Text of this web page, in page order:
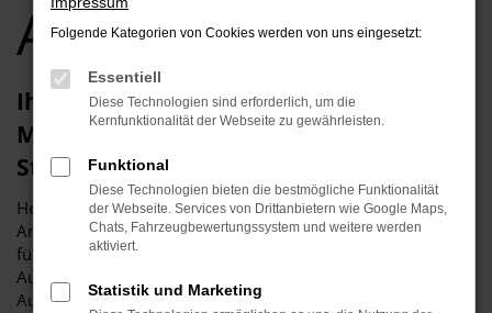
Angebote
Ihren VW Touareg Neuwagen für
München erhalten Sie im Autohaus
Stiglmayr
Herzlich willkommen bei Autohaus Stiglmayr – Ihre erste
Anlaufstelle für exzellente VW Touareg Neuwagen Fahrzeuge
für München und Umgebung! Unser renommiertes
Autohaus ist stolz darauf, Ihnen eine herausragende
Auswahl an VW Touareg Neuwagen zu präsentieren, die
Folgende Kategorien von Cookies werden von uns eingesetzt:
Essentiell
Diese Technologien sind erforderlich, um die
Kernfunktionalität der Webseite zu gewährleisten.
Funktional
Diese Technologien bieten die bestmögliche Funktionalität
der Webseite. Services von Drittanbietern wie Google Maps,
Chats, Fahrzeugbewertungssystem und weitere werden
aktiviert.
Statistik und Marketing